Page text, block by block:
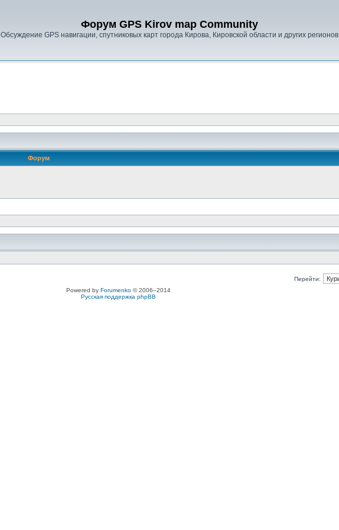
Форум GPS Kirov map Community
Обсуждение GPS навигации, спутниковых карт города Кирова, Кировской области и других регионов
Форум
Перейти:
Powered by Forumenko© 2006–2014
Русская поддержка phpBB